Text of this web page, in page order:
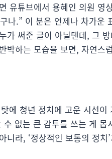
유튜브에서 용혜인 의원 영
나.” 이 분은 언제나 차가운
가 써준 글이 아닐텐데, 그
박하는 모습을 보면, 자연스
에 청년 정치에 고운 시선
수 없는 큰 감투를 쓰는 게
라, ‘정상적인 보통의 정